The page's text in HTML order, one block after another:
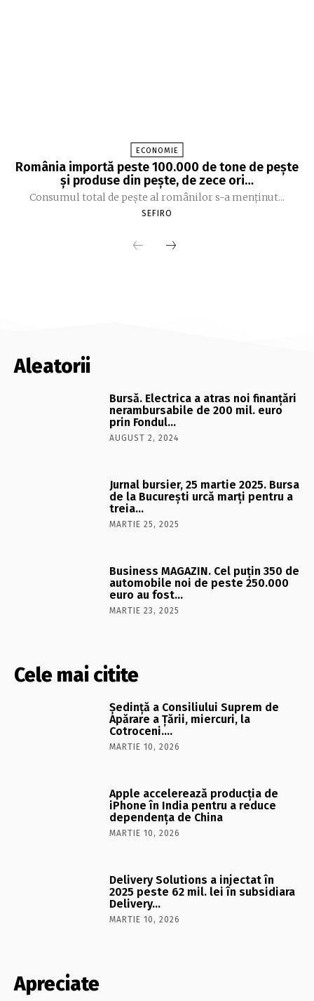
ECONOMIE
România importă peste 100.000 de tone de peşte
şi produse din peşte, de zece ori…
Consumul total de peşte al ro­mâ­nilor s-a menţinut...
SEFIRO
Aleatorii
Bursă. Electrica a atras noi finanţări
nerambursabile de 200 mil. euro
prin Fondul…
AUGUST 2, 2024
Jurnal bursier, 25 martie 2025. Bursa
de la Bucureşti urcă marţi pentru a
treia…
MARTIE 25, 2025
Business MAGAZIN. Cel puţin 350 de
automobile noi de peste 250.000
euro au fost…
MARTIE 23, 2025
Cele mai citite
Şedinţă a Consiliului Suprem de
Apărare a Ţării, miercuri, la
Cotroceni….
MARTIE 10, 2026
Apple accelerează producția de
iPhone în India pentru a reduce
dependența de China
MARTIE 10, 2026
Delivery Solutions a injectat în
2025 peste 62 mil. lei în subsidiara
Delivery…
MARTIE 10, 2026
Apreciate